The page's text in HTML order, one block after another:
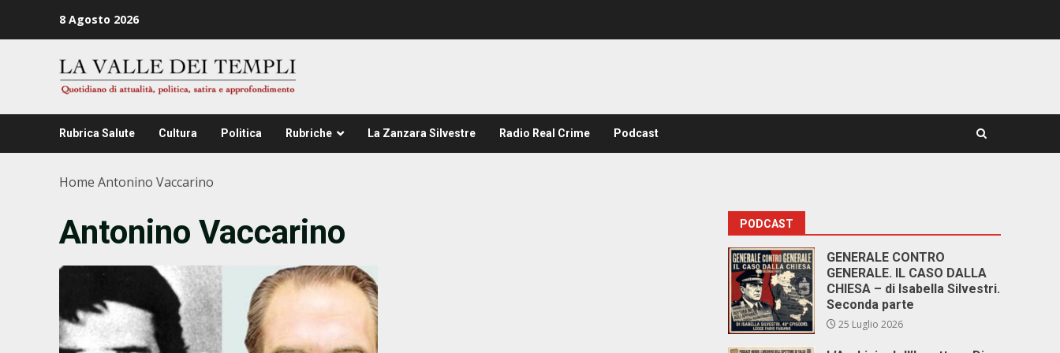
8 Agosto 2026
Rubrica Salute Cultura Politica Rubriche La Zanzara Silvestre Radio Real Crime Podcast
Home Antonino Vaccarino
Antonino Vaccarino PODCAST
GENERALE CONTRO
GENERALE. IL CASO DALLA
CHIESA – di Isabella Silvestri.
Seconda parte
25 Luglio 2026